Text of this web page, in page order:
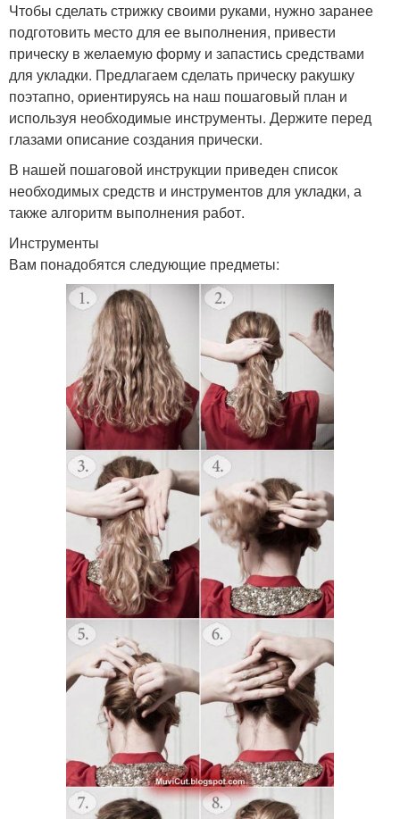
Чтобы сделать стрижку своими руками, нужно заранее
подготовить место для ее выполнения, привести
прическу в желаемую форму и запастись средствами
для укладки. Предлагаем сделать прическу ракушку
поэтапно, ориентируясь на наш пошаговый план и
используя необходимые инструменты. Держите перед
глазами описание создания прически.
В нашей пошаговой инструкции приведен список
необходимых средств и инструментов для укладки, а
также алгоритм выполнения работ.
Инструменты
Вам понадобятся следующие предметы: